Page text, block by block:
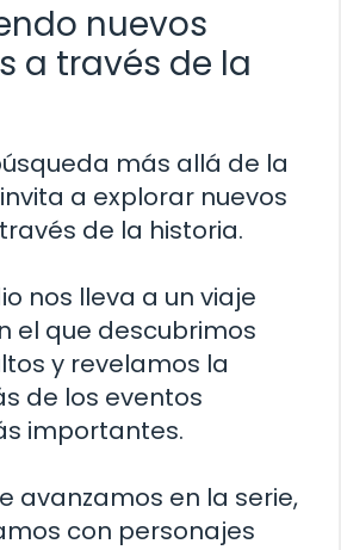
nuevos
a través de la
más allá de la
a explorar nuevos
de la historia.
nos lleva a un viaje
el que descubrimos
y revelamos la
de los eventos
importantes.
avanzamos en la serie,
con personajes